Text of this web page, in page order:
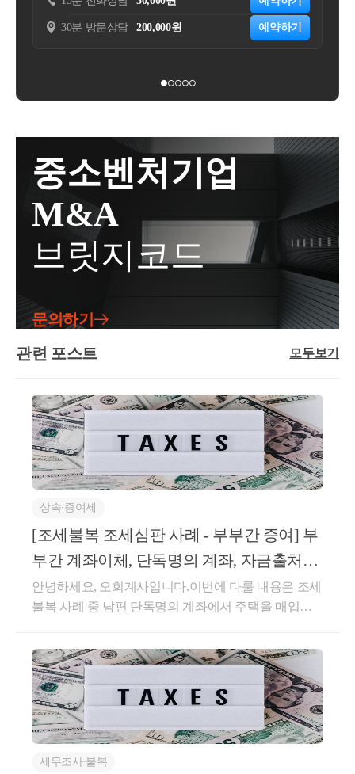
생할 수 있습니다. 보상금이 기대했던 만큼 증액되지
않을 가능성도 있습니다.따라서 모든 토지를 수용재결
토 없이 모든 필지에 대해 협의보상계약을 체결하는
것도 정답은 아닙니다.필지별 평가내용과 증액 가능
보상을 선택하고, 문제가 있다고 판단되는 필지는 수
용재결을 검토할 수도 있습니다.전부 수용재결로 가는
것도, 전부 협의보상을 선택하는 것도 반드시 정답은
아닙니다.3. 진짜 중요한 기준은 ‘내 통장에 얼마가 남
는가’입니다보상금이 높게 나오는 것은 분명 중요합니
다.하지만 토지소유자 입장에서 진짜 중요한 기준은
따로 있습니다.세금을 모두 내고 내 통장에 실제로 얼
마가 남느냐입니다.보상금이 조금 높더라도 세금이 크
게 발생하면 실제로 남는 돈은 예상보다 적을 수 있습
니다.반대로 보상금액 자체는 같더라도 보상 시기와
수령액이 달라질 수 있습니다.따라서 보상계약을 체결
특히 다음 사항을 함께 검토해야 합니다.토지와 건물
의 예상 양도소득세공익사업용 토지 등에 대한 감면
가능 여부현금보상과 채권보상의 세금 차이연도별 분
할보상 가능 여부와 효과상속토지의 취득가액자경농
지 감면 등 추가 감면 가능성다른 부동산 양도계획과
수 있는 증여세양도소득세 상담은 보상계약이 끝난 뒤
신고할 때 받는 것이 아니라, 계약을 체결하기 전에 받
는 것이 더 중요합니다.계약한 뒤에는 바꿀 수 없는 선
을 세우세요예상세금을 계산했다면 그다음에는 개인
별 상황을 바탕으로 보상전략을 세워야 합니다.검토할
나누어 보상받을 것인가보상대상 토지가 여러 필지라
면 계약과 양도 시기를 연도별로 나누는 방법을 검토
할 수 있습니다.양도소득세는 누진세 구조이므로 양도
차익이 한 해에 몰리는 경우와 여러 해에 나누어 발생
하는 경우의 세금이 달라질 수 있습니다.또한 공익사
업용 토지에 대한 양도소득세 감면한도도 함께 검토해
못하는 임야장기간 방치한 나대지등입니다.그런데 공
익사업에서는 중요한 예외가 있습니다.사업인정고시
외됩니다.광명시흥의 경우사업인정고시일이 2022년 1
들어,농사를 짓지 않은 농지라도 이 요건을 충족하면
비사업용토지에서 제외될 수 있습니다.반면 2018년에
취득한 토지라면 자동 제외가 아니므로 별도의 검토가
자 중과 배제공익사업에서는 주택도 일반 양도와 다르
게 특례가 적용됩니다.원칙적으로 1세대 1주택 비과세
는보유기간과 경우에 따라 거주기간 요건까지 충족해
야 합니다.하지만 공익사업으로 수용되는 경우에는사
업인정고시일 전에 취득한 주택이라면보유기간이나
거주기간과 관계없이1세대 1주택 비과세 특례를 적용
택이라면다주택자라도 다주택자 중과세가 배제되는
할 날짜정리하면 다음 세 가지만 기억하시면 됩니다.
① 사업인정고시일 2년 이전 취득→ 공익사업 양도소
득세 감면 가능② 사업인정고시일 5년 이전 취득→ 비
사업용토지 제외 가능③ 사업인정고시일 이전 취득→
1세대 1주택 비과세 특례 및 다주택자 중과 배제 검토
가능광명시흥의 경우라면2020년 11월 29일 이전 취득
2017년 11월 29일 이전 취득2022년 11월 29일 이전 취
득이 세 날짜를 함께 기억하시면 대부분의 절세 판단
기준을 이해하는 데 도움이 됩니다.마무리토지보상에
하는 것입니다.하지만 감면 대상이 아니라면 방법이
없는 것은 아닙니다.보상 시기를 조정하거나, 사전 증
있습니다.중요한 것은 먼저 사업인정고시일을 확인하
는 것입니다.세금은 계산이 아니라 구조입니다.
의 보상가격은 *,***,***,***원으로 결정됨.o 사업시행
자는 재결일 후에 2020.12.**.까지 보상금을 지급하려
함.o 신청인은 보상금 재결에 불복하여 불복청구한 상
기접수는 현재 이루어지지 않음.(질의내용)o 토지등이
공익사업용으로 수용되는 경우로서 중앙토지수용위
원회의 보상가액 재결결정에 불복하여 보상금이 공탁
된 경우, 쟁점토지의 소득세법상 양도시기가 수용보상
금 공탁일인지 또는 수용개시일인지 여부회 신위 사전
답변 신청의 경우, 기존해석사례(부동산거래-83, 2011.
01.27.)를 참고하기 바람.◈ 부동산거래관리과-83, 201
1.01.27.「공익사업을 위한 토지 등의 취득 및 보상에
관한 법률」이나 그 밖의 법률에 따른 공익사업을 위
하여 수용되는 경우로서 보상금이 공탁된 경우에는 공
탁일, 수용의 개시일 또는 소유권이전등기접수일 중
계산할 때 그 취득시기 및 양도시기는 대금을 청산한
날이 분명하지 아니한 경우 등 대통령령으로 정하는
경우를 제외하고는 해당 자산의 대금을 청산한 날로
한다. 이 경우 자산의 대금에는 해당 자산의 양도에 대
한 양도소득세 및 양도소득세의 부가세액을 양수자가
부담하기로 약정한 경우에는 해당 양도소득세 및 양도
t;○ 소득세법 시행령 제162조【양도 또는 취득의 시
기】① 법 제98조 전단에서 "대금을 청산한 날이 분명
하지 아니한 경우 등 대통령령으로 정하는 경우"란 다
음 각 호의 경우를 말한다.1. 대금을 청산한 날이 분명
청산하기 전에 소유권이전등기(등록 및 명의의 개서를
포함한다)를 한 경우에는 등기부ㆍ등록부 또는 명부등
에 기재된 등기접수일3. 기획재정부령이 정하는 장기
할부조건의 경우에는 소유권이전등기(등록 및 명의개
서를 포함한다) 접수일ㆍ인도일 또는 사용수익일중 빠
른 날4. 자기가 건설한 건축물에 있어서는「건축법」
200,000원 예약하기 30분 방문상담 220,000원
중소벤처기업
M&A
브릿지코드
문의하기
관련 포스트
모두보기
상속∙증여세
[조세불복 조세심판 사례 - 부부간 증여] 부
부간 계좌이체, 단독명의 계좌, 자금출처조
사 (by 증여세신고/
안녕하세요, 오회계사입니다.이번에 다룰 내용은 조세
불복 사례 중 남편 단독명의 계좌에서 주택을 매입하
사례입니다.세부적으로 살펴보면,부부간 계좌이체라
고 증여로 보지 않습니다부부간에 계좌이체를 하면,
증여로 보는 것 아닌지 걱정을 하시는 경우가 종종 계
신데 무조건 증여로 보지는 않습니다.부부는 경제공동
체라서 남편의 급여를 배우자의 계좌로 이체한다고 하
여 증여로 보지는 않습니다. 특히, 그 사용내역이 생활
비, 교육비 등으로 사용된 것이라면 증여세 비과세 대
세무조사∙불복